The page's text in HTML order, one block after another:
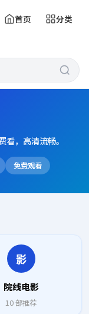
首页 分类
，高清流畅。
免费观看
影
院线电影
10部推荐